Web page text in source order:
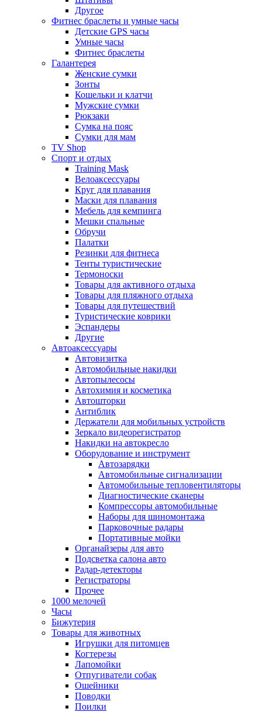
Другое
Фитнес браслеты и умные часы
Детские GPS часы
Умные часы
Фитнес браслеты
Галантерея
Женские сумки
Зонты
Кошельки и клатчи
Мужские сумки
Рюкзаки
Сумка на пояс
Сумки для мам
TV Shop
Спорт и отдых
Training Mask
Велоаксессуары
Круг для плавания
Маски для плавания
Мебель для кемпинга
Мешки спальные
Обручи
Палатки
Резинки для фитнеса
Тенты туристические
Термоноски
Товары для активного отдыха
Товары для пляжного отдыха
Товары для путешествий
Туристические коврики
Эспандеры
Другие
Автоаксессуары
Автовизитка
Автомобильные накидки
Автопылесосы
Автохимия и косметика
Автошторки
Антиблик
Держатели для мобильных устройств
Зеркало видеорегистратор
Накидки на автокресло
Оборудование и инструмент
Автозарядки
Автомобильные сигнализации
Автомобильные тепловентиляторы
Диагностические сканеры
Компрессоры автомобильные
Наборы для шиномонтажа
Парковочные радары
Портативные мойки
Органайзеры для авто
Подсветка салона авто
Радар-детекторы
Регистраторы
Прочее
1000 мелочей
Часы
Бижутерия
Товары для животных
Игрушки для питомцев
Когтерезы
Лапомойки
Отпугиватели собак
Ошейники
Поводки
Поилки